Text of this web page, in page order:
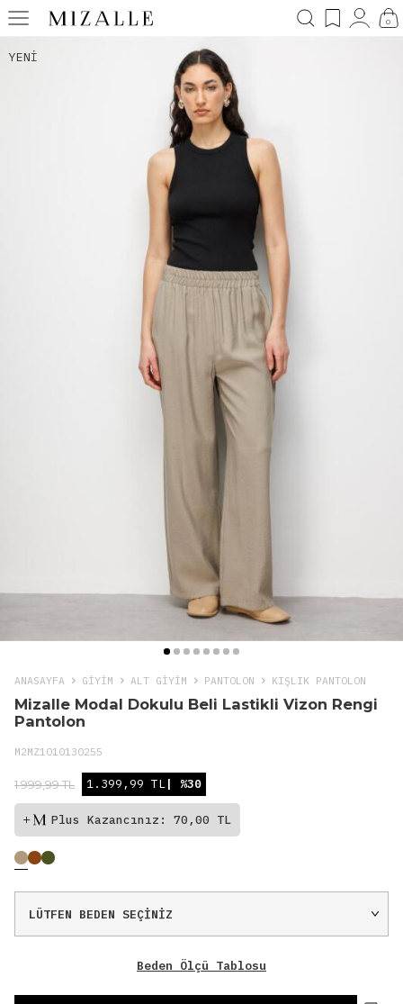
0
YENI
ANASAYFA GIYIM ALT GİYİM PANTOLON KIŞLIK PANTOLON
Mizalle Modal Dokulu Beli Lastikli Vizon Rengi
Pantolon
M2MZ1010130255
1.999,99 TL 1.399,99 TL| %30
Plus Kazancınız: 70,00 TL
Beden Ölçü Tablosu